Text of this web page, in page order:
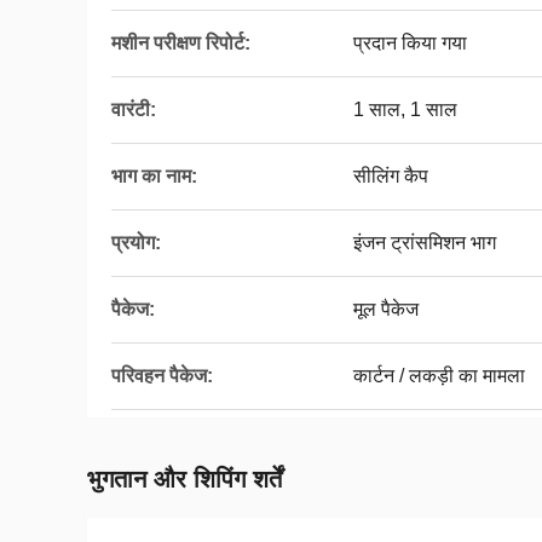
मशीन परीक्षण रिपोर्ट: प्रदान किया गया
वारंटी: 1 साल, 1 साल
भाग का नाम: सीलिंग कैप
प्रयोग: इंजन ट्रांसमिशन भाग
पैकेज: मूल पैकेज
परिवहन पैकेज: कार्टन / लकड़ी का मामला
भुगतान और शिपिंग शर्तें